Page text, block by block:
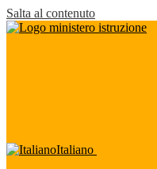
Salta al contenuto
Italiano